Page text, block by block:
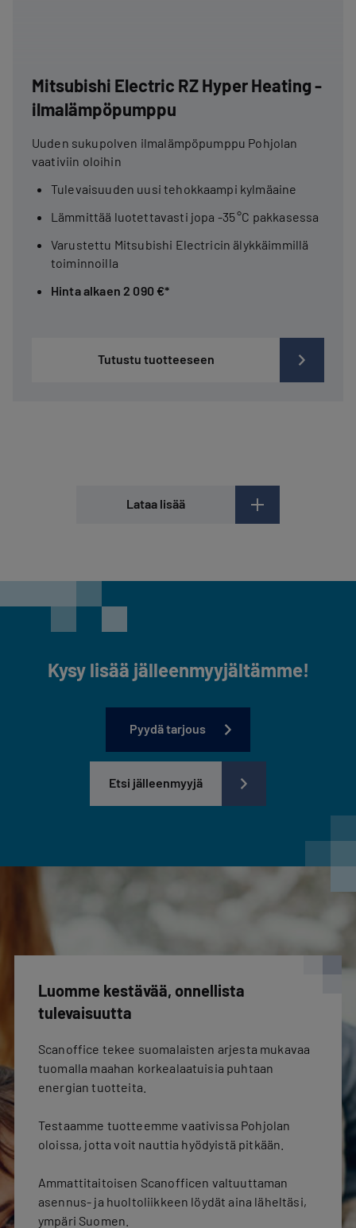
Mitsubishi Electric RZ Hyper Heating -
ilmalämpöpumppu
Uuden sukupolven ilmalämpöpumppu Pohjolan
vaativiin oloihin
Tulevaisuuden uusi tehokkaampi kylmäaine
Lämmittää luotettavasti jopa -35 °C pakkasessa
Varustettu Mitsubishi Electricin älykkäimmillä
toiminnoilla
Hinta alkaen 2 090 €*
Tutustu tuotteeseen
Lataa lisää
Kysy lisää jälleenmyyjältämme!
Pyydä tarjous
Etsi jälleenmyyjä
Luomme kestävää, onnellista
tulevaisuutta
Scanoffice tekee suomalaisten arjesta mukavaa
tuomalla maahan korkealaatuisia puhtaan
energian tuotteita.
Testaamme tuotteemme vaativissa Pohjolan
oloissa, jotta voit nauttia hyödyistä pitkään.
Ammattitaitoisen Scanofficen valtuuttaman
asennus- ja huoltoliikkeen löydät aina läheltäsi,
ympäri Suomen.